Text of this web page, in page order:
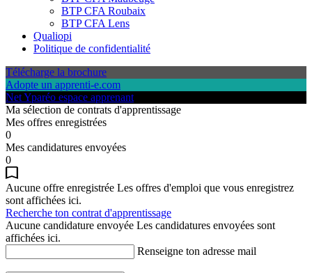
BTP CFA Roubaix
BTP CFA Lens
Qualiopi
Politique de confidentialité
Télécharge la brochure
Adopte un apprenti-e.com
Net Yparéo espace apprenant
Ma sélection de contrats d'apprentissage
Mes offres enregistrées
0
Mes candidatures envoyées
0
Aucune offre enregistrée Les offres d'emploi que vous enregistrez
sont affichées ici.
Recherche ton contrat d'apprentissage
Aucune candidature envoyée Les candidatures envoyées sont
affichées ici.
Renseigne ton adresse mail